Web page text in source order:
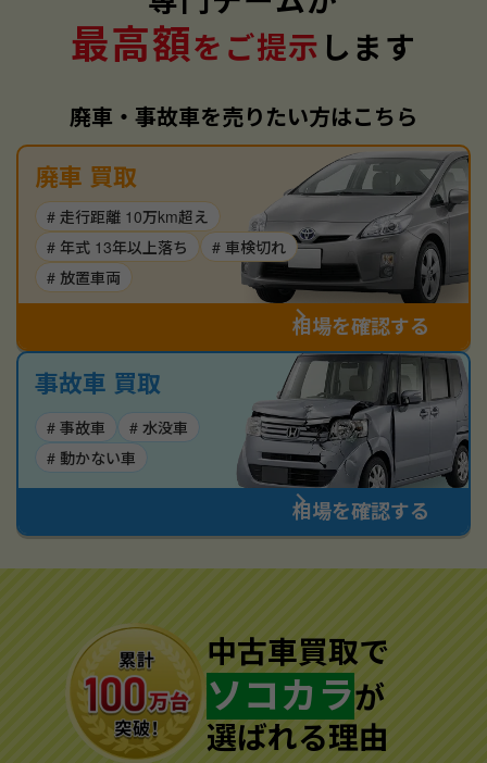
最高額をご提示 します
廃車・事故車を売りたい方はこちら
廃車 買取
# 走行距離 10万km超え
# 年式 13年以上落ち
# 車検切れ
# 放置車両
相場を確認する
事故車 買取
# 事故車
# 水没車
# 動かない車
相場を確認する
中古車買取で
ソコカラが
選ばれる理由